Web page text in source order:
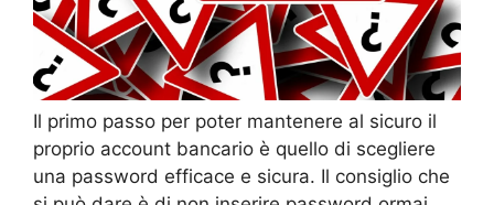
Il primo passo per poter mantenere al sicuro il
proprio account bancario è quello di scegliere
una password efficace e sicura. Il consiglio che